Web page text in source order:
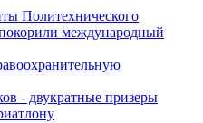
Политехнического
международный
- двукратные призеры